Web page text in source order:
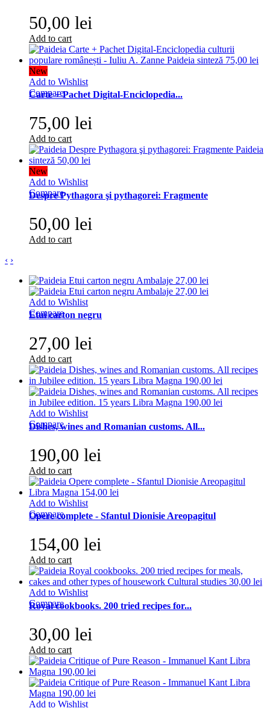
50,00 lei
Add to cart
New
Add to Wishlist
Compare
Carte + Pachet Digital-Enciclopedia...
75,00 lei
Add to cart
New
Add to Wishlist
Compare
Despre Pythagora şi pythagorei: Fragmente
50,00 lei
Add to cart
‹ ›
Add to Wishlist
Compare
Etui carton negru
27,00 lei
Add to cart
Add to Wishlist
Compare
Dishes, wines and Romanian customs. All...
190,00 lei
Add to cart
Add to Wishlist
Compare
Opere complete - Sfantul Dionisie Areopagitul
154,00 lei
Add to cart
Add to Wishlist
Compare
Royal cookbooks. 200 tried recipes for...
30,00 lei
Add to cart
Add to Wishlist